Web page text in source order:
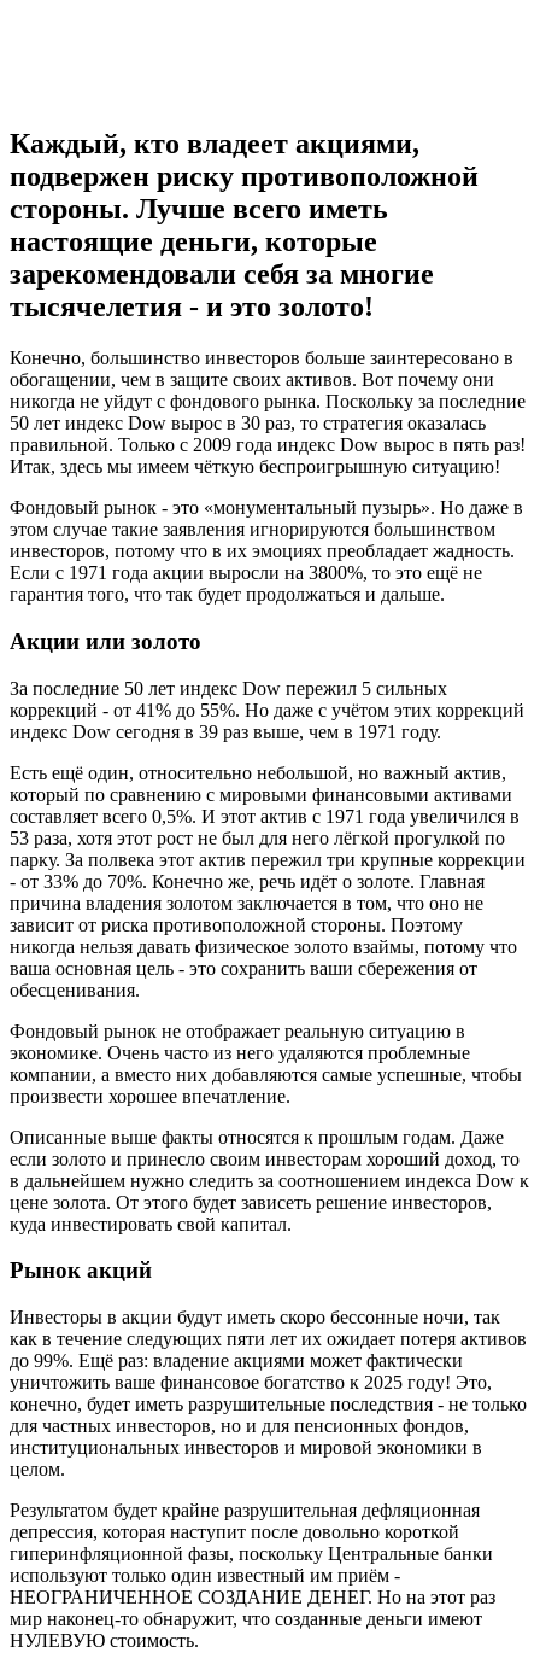
Каждый, кто владеет акциями,
подвержен риску противоположной
стороны. Лучше всего иметь
настоящие деньги, которые
зарекомендовали себя за многие
тысячелетия - и это золото!
Конечно, большинство инвесторов больше заинтересовано в
обогащении, чем в защите своих активов. Вот почему они
никогда не уйдут с фондового рынка. Поскольку за последние
50 лет индекс Dow вырос в 30 раз, то стратегия оказалась
правильной. Только с 2009 года индекс Dow вырос в пять раз!
Итак, здесь мы имеем чёткую беспроигрышную ситуацию!
Фондовый рынок - это «монументальный пузырь». Но даже в
этом случае такие заявления игнорируются большинством
инвесторов, потому что в их эмоциях преобладает жадность.
Если с 1971 года акции выросли на 3800%, то это ещё не
гарантия того, что так будет продолжаться и дальше.
Акции или золото
За последние 50 лет индекс Dow пережил 5 сильных
коррекций - от 41% до 55%. Но даже с учётом этих коррекций
индекс Dow сегодня в 39 раз выше, чем в 1971 году.
Есть ещё один, относительно небольшой, но важный актив,
который по сравнению с мировыми финансовыми активами
составляет всего 0,5%. И этот актив с 1971 года увеличился в
53 раза, хотя этот рост не был для него лёгкой прогулкой по
парку. За полвека этот актив пережил три крупные коррекции
- от 33% до 70%. Конечно же, речь идёт о золоте. Главная
причина владения золотом заключается в том, что оно не
зависит от риска противоположной стороны. Поэтому
никогда нельзя давать физическое золото взаймы, потому что
ваша основная цель - это сохранить ваши сбережения от
обесценивания.
Фондовый рынок не отображает реальную ситуацию в
экономике. Очень часто из него удаляются проблемные
компании, а вместо них добавляются самые успешные, чтобы
произвести хорошее впечатление.
Описанные выше факты относятся к прошлым годам. Даже
если золото и принесло своим инвесторам хороший доход, то
в дальнейшем нужно следить за соотношением индекса Dow к
цене золота. От этого будет зависеть решение инвесторов,
куда инвестировать свой капитал.
Рынок акций
Инвесторы в акции будут иметь скоро бессонные ночи, так
как в течение следующих пяти лет их ожидает потеря активов
до 99%. Ещё раз: владение акциями может фактически
уничтожить ваше финансовое богатство к 2025 году! Это,
конечно, будет иметь разрушительные последствия - не только
для частных инвесторов, но и для пенсионных фондов,
институциональных инвесторов и мировой экономики в
целом.
Результатом будет крайне разрушительная дефляционная
депрессия, которая наступит после довольно короткой
гиперинфляционной фазы, поскольку Центральные банки
используют только один известный им приём -
НЕОГРАНИЧЕННОЕ СОЗДАНИЕ ДЕНЕГ. Но на этот раз
мир наконец-то обнаружит, что созданные деньги имеют
НУЛЕВУЮ стоимость.